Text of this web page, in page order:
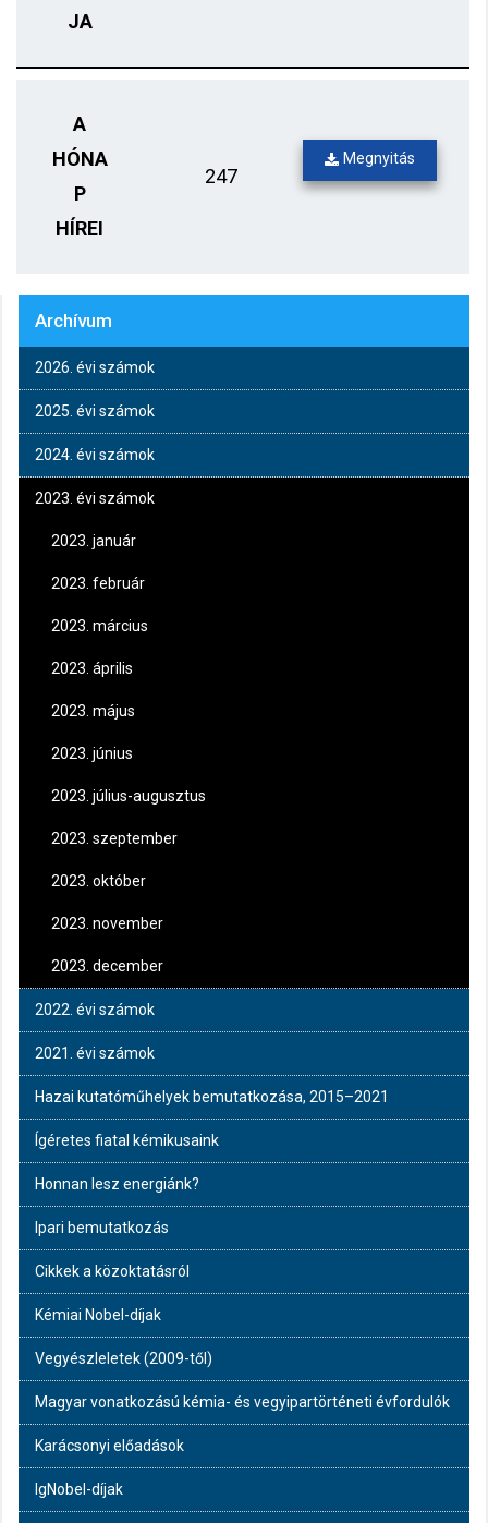
JA
A
HÓNA
P
HÍREI
247
Megnyitás
Archívum
2026. évi számok
2025. évi számok
2024. évi számok
2023. évi számok
2023. január
2023. február
2023. március
2023. április
2023. május
2023. június
2023. július-augusztus
2023. szeptember
2023. október
2023. november
2023. december
2022. évi számok
2021. évi számok
Hazai kutatóműhelyek bemutatkozása, 2015–2021
Ígéretes fiatal kémikusaink
Honnan lesz energiánk?
Ipari bemutatkozás
Cikkek a közoktatásról
Kémiai Nobel-díjak
Vegyészleletek (2009-től)
Magyar vonatkozású kémia- és vegyipartörténeti évfordulók
Karácsonyi előadások
IgNobel-díjak